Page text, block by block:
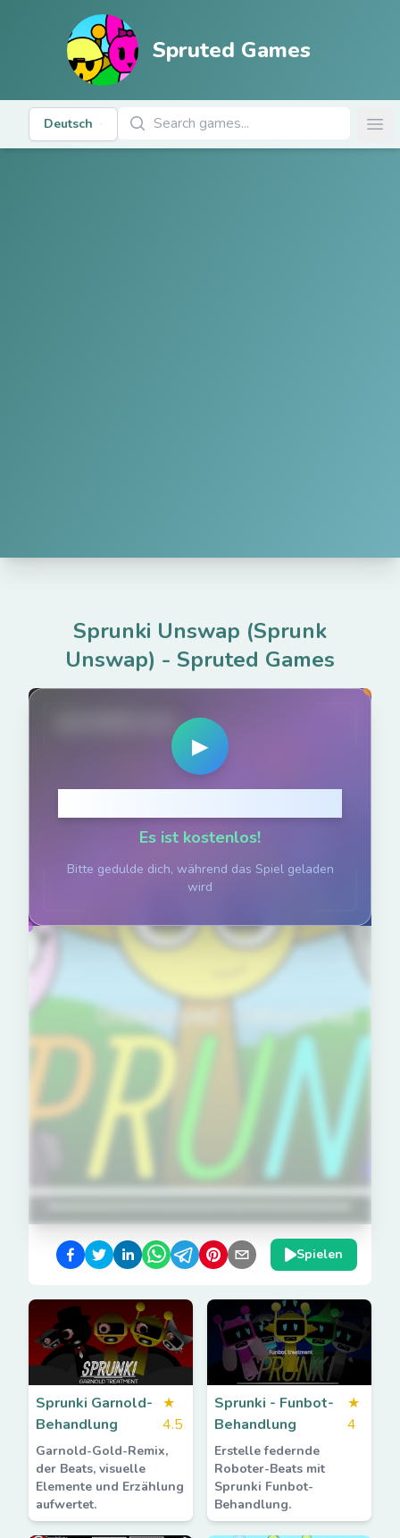
Spruted Games
Deutsch
Spiele suchen
Sprunki Unswap (Sprunk
Unswap) - Spruted Games
spruted.com
▶
Es ist kostenlos!
Bitte gedulde dich, während das Spiel geladen
wird
Spielen
Sprunki Garnold-
Behandlung
★
4.5
Garnold-Gold-Remix,
der Beats, visuelle
Elemente und Erzählung
aufwertet.
Sprunki - Funbot-
Behandlung
★
4
Erstelle federnde
Roboter-Beats mit
Sprunki Funbot-
Behandlung.